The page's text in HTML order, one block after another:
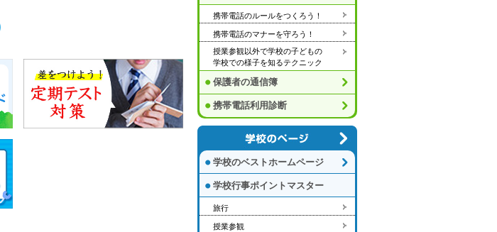
携帯電話のルールをつくろう！
携帯電話のマナーを守ろう！
授業参観以外で学校の子どもの
学校での様子を知るテクニック
保護者の通信簿
携帯電話利用診断
学校のベストホームページ
学校行事ポイントマスター
旅行
授業参観